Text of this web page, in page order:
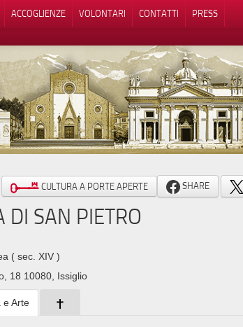
ACCOGLIENZE VOLONTARI CONTATTI
PRESS
CULTURA A PORTE APERTE SHARE
DI SAN PIETRO
( sec. XIV )
18 10080, Issiglio
e Arte
relative alla privacy